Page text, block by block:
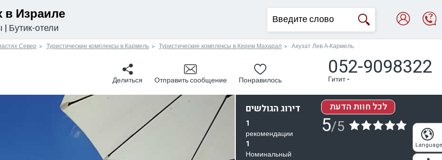
Израиле
| Бутик-отели
Language
Север Туристические комплексы в Кармель Туристические комплексы в Керем Махарал Ахузат Лев А-Кармель
Делиться Отправить сообщение Понравилось
052-9098322
Гитит -
דירוג הגולשים
1
рекомендации
1
Номинальный
לכל חוות הדעת
5/5